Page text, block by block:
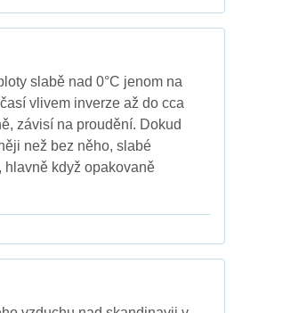
slabě nad 0°C jenom na
vlivem inverze až do cca
závisí na proudění. Dokud
než bez něho, slabé
hlavně když opakovaně